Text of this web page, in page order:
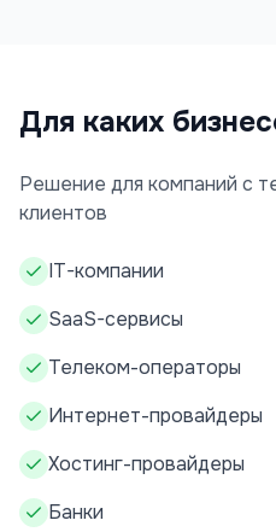
Для каких
Решение для компаний с
клиентов
IT-компании
SaaS-сервисы
Телеком-операторы
Интернет-провайдеры
Хостинг-провайдеры
Банки